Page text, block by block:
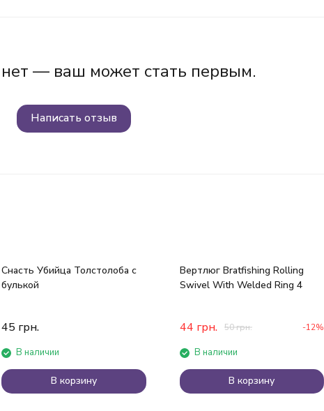
— ваш может стать первым.
Написать отзыв
Снасть Убийца Толстолоба с
булькой
45 грн.
В наличии
В корзину
Вертлюг Bratfishing Rolling
Swivel With Welded Ring 4
44 грн. 50грн. -12%
В наличии
В корзину